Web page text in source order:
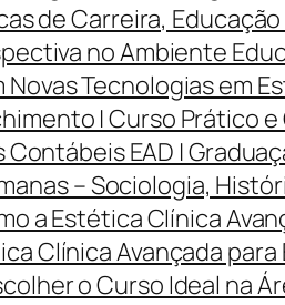
de Carreira,
no Ambiente
Tecnologias em
| Curso Prático e
Contábeis EAD |
– Sociologia,
a Estética Clínica
Clínica Avançada para
o Curso Ideal na